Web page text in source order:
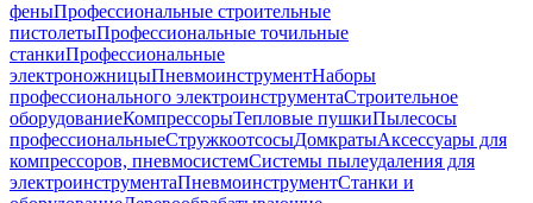
феныПрофессиональные строительные
пистолетыПрофессиональные точильные
станкиПрофессиональные
электроножницыПневмоинструментНаборы
профессионального электроинструментаСтроительное
оборудованиеКомпрессорыТепловые пушкиПылесосы
профессиональныеСтружкоотсосыДомкратыАксессуары для
компрессоров, пневмосистемСистемы пылеудаления для
электроинструментаПневмоинструментСтанки и